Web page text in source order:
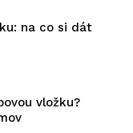
na co si dát
vložku?